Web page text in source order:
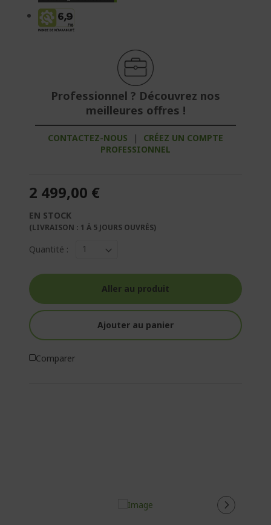
Professionnel ? Découvrez nos
meilleures offres !
CONTACTEZ-NOUS |
CRÉEZ UN COMPTE
PROFESSIONNEL
2 499,00 €
EN STOCK
(LIVRAISON : 1 À 5 JOURS OUVRÉS)
Quantité :
Aller au produit
Ajouter au panier
Comparer